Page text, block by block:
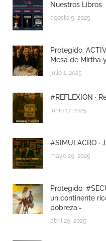
Nuestros Libros
agosto 5, 2025
Protegido:
Mesa de Mirtha
julio 1, 2025
#REFLEXIÓN ·
junio 17, 2025
#SIMULACRO ·
mayo 29, 2025
Protegido:
un continente
pobreza.-
abril 29, 2025